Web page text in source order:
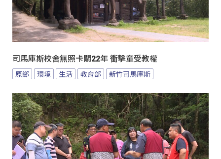
司馬庫斯校舍無照卡關22年 衝擊童受教權
原鄉 環境 生活 教育部 新竹司馬庫斯